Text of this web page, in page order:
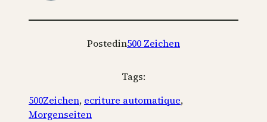
Postedin500 Zeichen
Tags:
500Zeichen, ecriture automatique
Morgenseiten